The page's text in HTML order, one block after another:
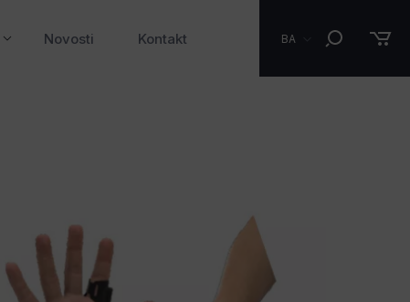
Novosti Kontakt BA